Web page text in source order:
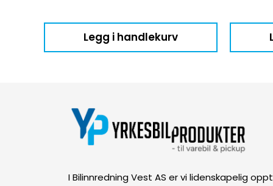
Legg i handlekurv
I Bilinnredning Vest AS er vi lidenskapelig